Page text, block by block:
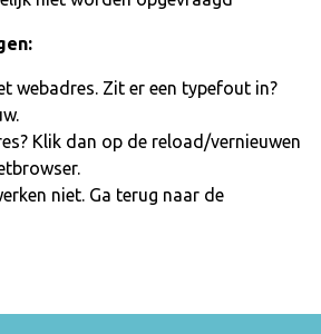
webadres. Zit er een typefout in?
Klik dan op de reload/vernieuwen
niet. Ga terug naar de